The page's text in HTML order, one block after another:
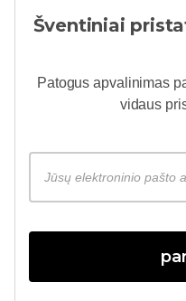
Šventiniai
Patogusapvalinimas
vidaus